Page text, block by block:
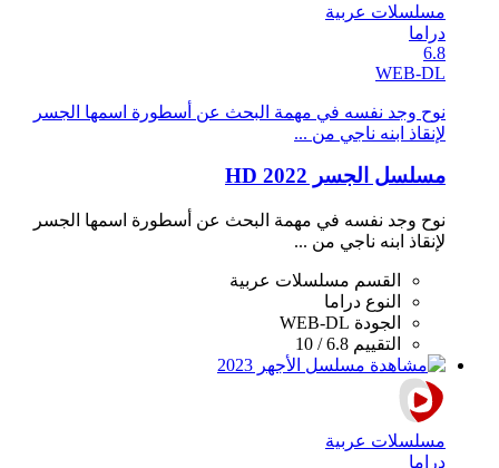
مسلسلات عربية
دراما
6.8
WEB-DL
نوح وجد نفسه في مهمة البحث عن أسطورة اسمها الجسر
لإنقاذ ابنه ناجي من ...
مسلسل الجسر 2022 HD
نوح وجد نفسه في مهمة البحث عن أسطورة اسمها الجسر
لإنقاذ ابنه ناجي من ...
القسم مسلسلات عربية
النوع دراما
الجودة WEB-DL
التقييم 6.8 / 10
مسلسلات عربية
دراما